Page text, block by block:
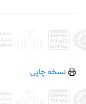
نسخه چاپی